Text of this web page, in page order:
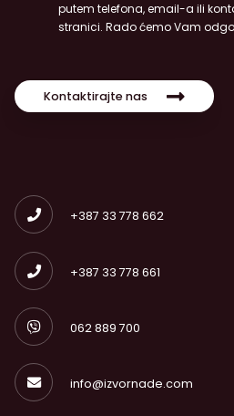
putem telefona, email-a ili
stranici. Rado ćemo Vam
Kontaktirajte nas
+387 33 778 662
+387 33 778 661
062 889 700
info@izvornade.com